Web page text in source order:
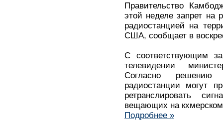
Правительство
этой неделе запрет на
радиостанцией на
США, сообщает в
С соответствующим
телевидении
Согласно решению
радиостанции могут
ретранслировать
вещающих на кхмерском
Подробнее »